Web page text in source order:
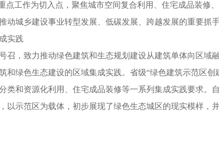
点工作为切入点，聚焦城市空间复合利用、住宅成品装
城乡建设事业转型发展、低碳发展、跨越发展的重要抓
实践
，致力推动绿色建筑和生态规划建设从建筑单体向区域
绿色生态建设的区域集成实践。省级“绿色建筑示范区
类和资源化利用、住宅成品装修等一系列集成实践要求。
以示范区为载体，初步展现了绿色生态城区的现实模样